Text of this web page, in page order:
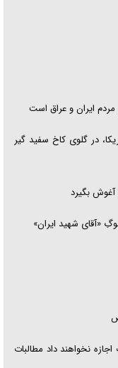
ایران و عراق است
در گلوی کاخ سفید گیر
بگیرد
«آقای شهید ایران»
نخواهند داد مطالبات